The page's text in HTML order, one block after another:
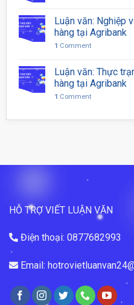
Luận văn: Nghiệp
hàng tại Agribank
1 Comment
Luận văn: Thực
hàng tại Agribank
1 Comment
HỖ TRỢ VIẾT LUẬN VĂN
Điện thoại: 0877682993
Email: